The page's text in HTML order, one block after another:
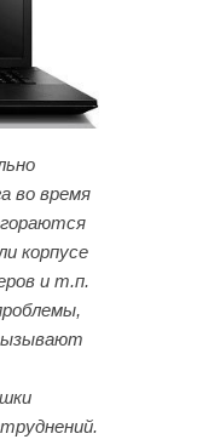
во время
корпусе
и т.п.